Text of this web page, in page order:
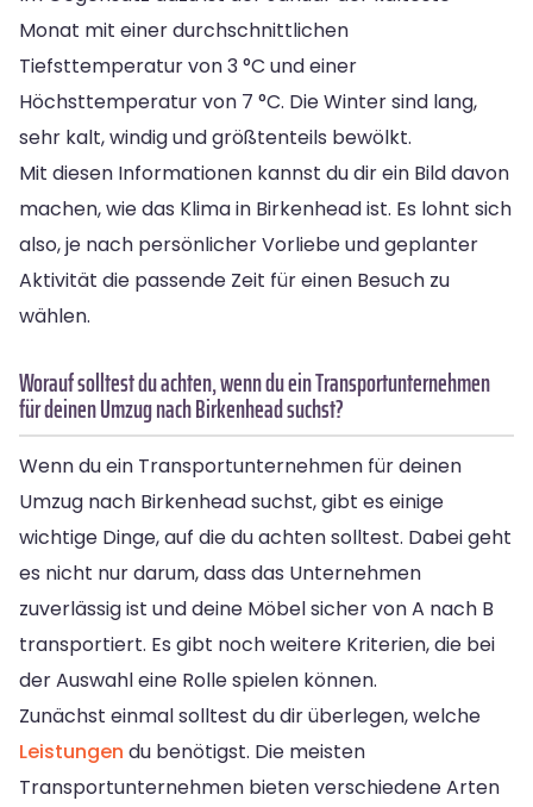
Monat mit einer durchschnittlichen
Tiefsttemperatur von 3 °C und einer
Höchsttemperatur von 7 °C. Die Winter sind lang,
sehr kalt, windig und größtenteils bewölkt.
Mit diesen Informationen kannst du dir ein Bild davon
machen, wie das Klima in Birkenhead ist. Es lohnt sich
also, je nach persönlicher Vorliebe und geplanter
Aktivität die passende Zeit für einen Besuch zu
wählen.
Worauf solltest du achten, wenn du ein Transportunternehmen
für deinen Umzug nach Birkenhead suchst?
Wenn du ein Transportunternehmen für deinen
Umzug nach Birkenhead suchst, gibt es einige
wichtige Dinge, auf die du achten solltest. Dabei geht
es nicht nur darum, dass das Unternehmen
zuverlässig ist und deine Möbel sicher von A nach B
transportiert. Es gibt noch weitere Kriterien, die bei
der Auswahl eine Rolle spielen können.
Zunächst einmal solltest du dir überlegen, welche
Leistungen du benötigst. Die meisten
Transportunternehmen bieten verschiedene Arten